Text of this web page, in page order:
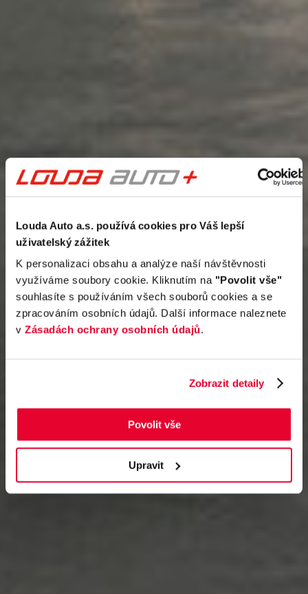
Louda Auto a.s. používá cookies pro Váš lepší
uživatelský zážitek
K personalizaci obsahu a analýze naší návštěvnosti
využíváme soubory cookie. Kliknutím na "Povolit vše"
souhlasíte s používáním všech souborů cookies a se
zpracováním osobních údajů. Další informace naleznete
v Zásadách ochrany osobních údajů.
Zobrazit detaily
Povolit vše
Upravit